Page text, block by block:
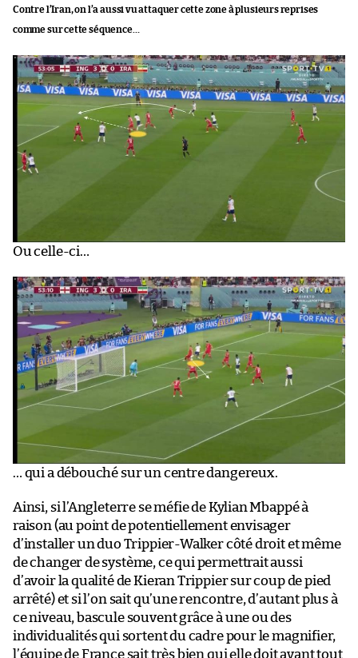
Contre l’Iran, on l’a aussi vu attaquer cette zone à plusieurs reprises
comme sur cette séquence…
Ou celle-ci…
… qui a débouché sur un centre dangereux.
Ainsi, si l’Angleterre se méfie de Kylian Mbappé à
raison (au point de potentiellement envisager
d’installer un duo Trippier-Walker côté droit et même
de changer de système, ce qui permettrait aussi
d’avoir la qualité de Kieran Trippier sur coup de pied
arrêté) et si l’on sait qu’une rencontre, d’autant plus à
ce niveau, bascule souvent grâce à une ou des
individualités qui sortent du cadre pour le magnifier,
l’équipe de France sait très bien qui elle doit avant tout